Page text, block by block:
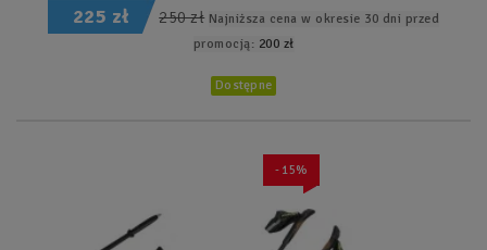
225 zł 250 zł Najniższa cena w okresie 30 dni przed
promocją: 200 zł
Dostępne
- 15%